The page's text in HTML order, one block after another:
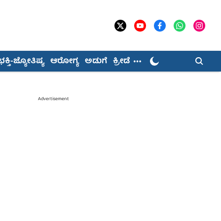
ಜ್ಯೋತಿಷ್ಯ ಆರೋಗ್ಯ ಅಡುಗೆ ಕ್ರೀಡೆ
Advertisement